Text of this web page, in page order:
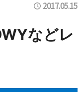
2017.05.15
などレ